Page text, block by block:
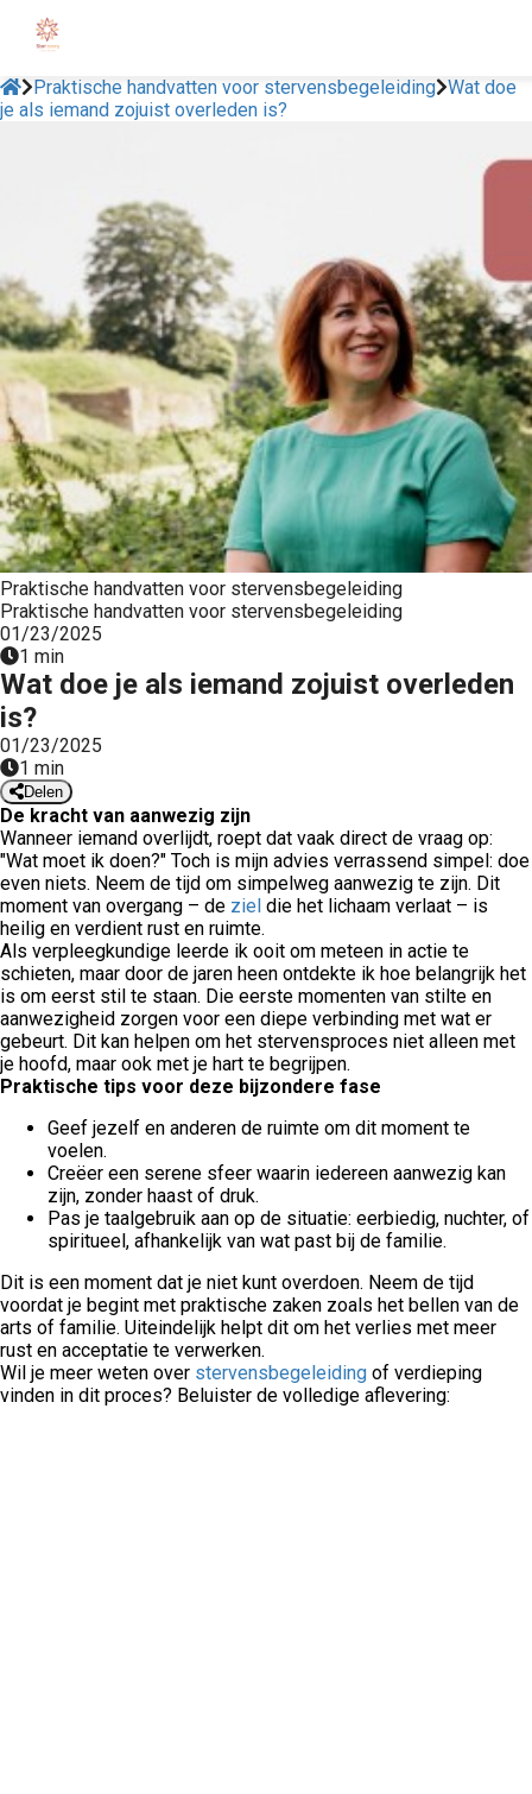
Praktische handvatten voor stervensbegeleiding Wat doe
je als iemand zojuist overleden is?
Praktische handvatten voor stervensbegeleiding
Praktische handvatten voor stervensbegeleiding
01/23/2025
1 min
Wat doe je als iemand zojuist overleden
is?
01/23/2025
1 min
Delen
De kracht van aanwezig zijn
Wanneer iemand overlijdt, roept dat vaak direct de vraag op:
"Wat moet ik doen?" Toch is mijn advies verrassend simpel: doe
even niets. Neem de tijd om simpelweg aanwezig te zijn. Dit
moment van overgang – de ziel die het lichaam verlaat – is
heilig en verdient rust en ruimte.
Als verpleegkundige leerde ik ooit om meteen in actie te
schieten, maar door de jaren heen ontdekte ik hoe belangrijk het
is om eerst stil te staan. Die eerste momenten van stilte en
aanwezigheid zorgen voor een diepe verbinding met wat er
gebeurt. Dit kan helpen om het stervensproces niet alleen met
je hoofd, maar ook met je hart te begrijpen.
Praktische tips voor deze bijzondere fase
Geef jezelf en anderen de ruimte om dit moment te
voelen.
Creëer een serene sfeer waarin iedereen aanwezig kan
zijn, zonder haast of druk.
Pas je taalgebruik aan op de situatie: eerbiedig, nuchter, of
spiritueel, afhankelijk van wat past bij de familie.
Dit is een moment dat je niet kunt overdoen. Neem de tijd
voordat je begint met praktische zaken zoals het bellen van de
arts of familie. Uiteindelijk helpt dit om het verlies met meer
rust en acceptatie te verwerken.
Wil je meer weten over stervensbegeleiding of verdieping
vinden in dit proces? Beluister de volledige aflevering: